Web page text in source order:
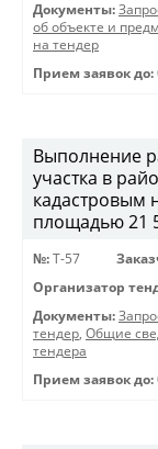
Документы:
об объекте и
на тендер
Прием заявок до:
Выполнение
участка в
кадастровым
площадью 21
№: T-57
Организатор
Документы:
тендер, Общие
тендера
Прием заявок до: